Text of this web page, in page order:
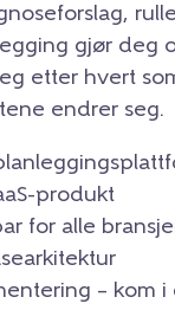
gjør deg
etter hvert
endrer seg.
produkt
for alle
– kom